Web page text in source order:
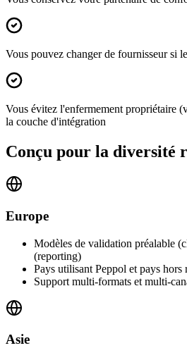
Vous pouvez changer de fournisseur si
Vous évitez l'enfermement propriétaire
la couche d'intégration
Conçu pour la diversité
Europe
Modèles de validation préalable
(reporting)
Pays utilisant Peppol et pays hors
Support multi-formats et multi-
Asie